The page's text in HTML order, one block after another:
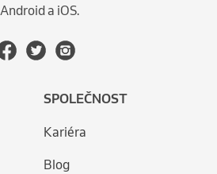
Android a iOS.
SPOLEČNOST
Kariéra
Blog